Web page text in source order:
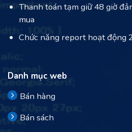
Thanh toán tạm giữ 48 giờ
mua
Chức năng report hoạt động
Danh mục web
Bán hàng
Bán sách